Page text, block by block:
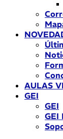
AULAS
GEI
GEI
GEI